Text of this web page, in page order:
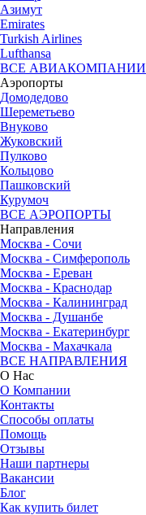
Азимут
Emirates
Turkish Airlines
Lufthansa
ВСЕ АВИАКОМПАНИИ
Аэропорты
Домодедово
Шереметьево
Внуково
Жуковский
Пулково
Кольцово
Пашковский
Курумоч
ВСЕ АЭРОПОРТЫ
Направления
Москва - Сочи
Москва - Симферополь
Москва - Ереван
Москва - Краснодар
Москва - Калининград
Москва - Душанбе
Москва - Екатеринбург
Москва - Махачкала
ВСЕ НАПРАВЛЕНИЯ
О Нас
О Компании
Контакты
Способы оплаты
Помощь
Отзывы
Наши партнеры
Вакансии
Блог
Как купить билет